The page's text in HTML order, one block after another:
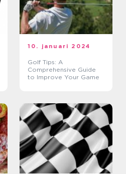
10. januari 2024
Golf Tips: A
Comprehensive Guide
to Improve Your Game